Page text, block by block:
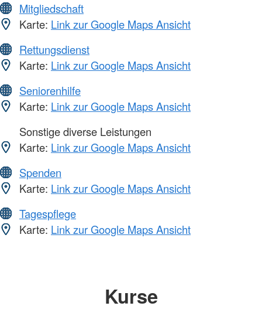
Mitgliedschaft
Karte: Link zur Google Maps Ansicht
Rettungsdienst
Karte: Link zur Google Maps Ansicht
Seniorenhilfe
Karte: Link zur Google Maps Ansicht
Sonstige diverse Leistungen
Karte: Link zur Google Maps Ansicht
Spenden
Karte: Link zur Google Maps Ansicht
Tagespflege
Karte: Link zur Google Maps Ansicht
Kurse